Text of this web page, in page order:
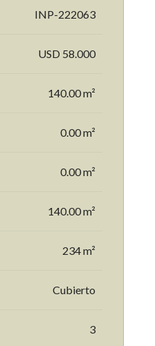
INP-222063
USD 58.000
140.00 m²
0.00 m²
0.00 m²
140.00 m²
234 m²
Cubierto
3